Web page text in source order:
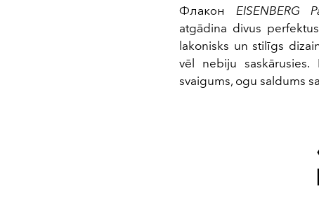
Флакон EISENBERG
atgādina divus
lakonisks un stilīgs
vēl nebiju saskārusies.
svaigums, ogu saldums